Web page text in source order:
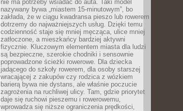
nie ma potrzeby wsiadać do auta. Taki model
nazywany bywa „miastem 15-minutowym”, bo
zakłada, że w ciągu kwadransa pieszo lub rowerem
dotrzemy do najważniejszych usług. Dzięki temu
codzienność staje się mniej męcząca, ulice mniej
zatłoczone, a mieszkańcy bardziej aktywni
fizycznie. Kluczowym elementem miasta dla ludzi
są bezpieczne, szerokie chodniki i sensownie
poprowadzone ścieżki rowerowe. Dla dziecka
jadącego do szkoły rowerem, dla osoby starszej
wracającej z zakupów czy rodzica z wózkiem
barierą bywa nie dystans, ale właśnie poczucie
zagrożenia na ruchliwej ulicy. Tam, gdzie priorytet
daje się ruchowi pieszemu i rowerowemu,
wprowadza się niższe ograniczenia prędkości,